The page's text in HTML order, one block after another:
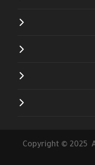
Copyright © 2025